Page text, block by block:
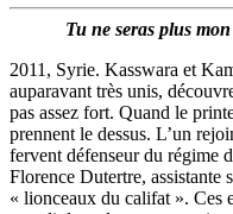
Tu ne seras plus
2011, Syrie. Kasswara et
auparavant très unis,
pas assez fort. Quand le
prennent le dessus. L’un
fervent défenseur du régime
Florence Dutertre, assistante
« lionceaux du califat ». Ces